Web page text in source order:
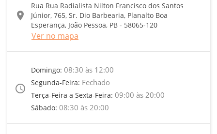
location_on
Rua Rua Radialista Nilton Francisco dos Santos
Júnior, 765, Sr. Dio Barbearia, Planalto Boa
Esperança, João Pessoa, PB - 58065-120
Ver no mapa
access_time
Domingo: 08:30 às 12:00
Segunda-Feira: Fechado
Terça-Feira a Sexta-Feira: 09:00 às 20:00
Sábado: 08:30 às 20:00